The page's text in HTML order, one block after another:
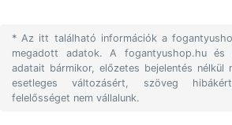
* Az itt található információk a
megadott adatok. A fogantyushop.hu
adatait bármikor, előzetes bejelentés nélkül
esetleges változásért, szöveg
felelősséget nem vállalunk.